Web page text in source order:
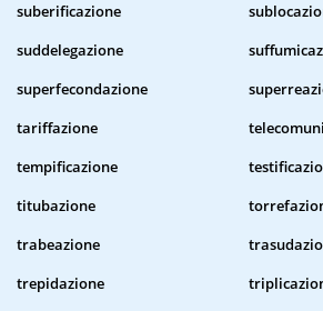
suberificazione
suddelegazione
superfecondazione
tariffazione
tempificazione
titubazione
trabeazione
trepidazione